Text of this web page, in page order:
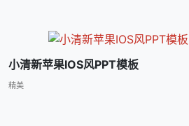
小清新苹果IOS风PPT模板
精美